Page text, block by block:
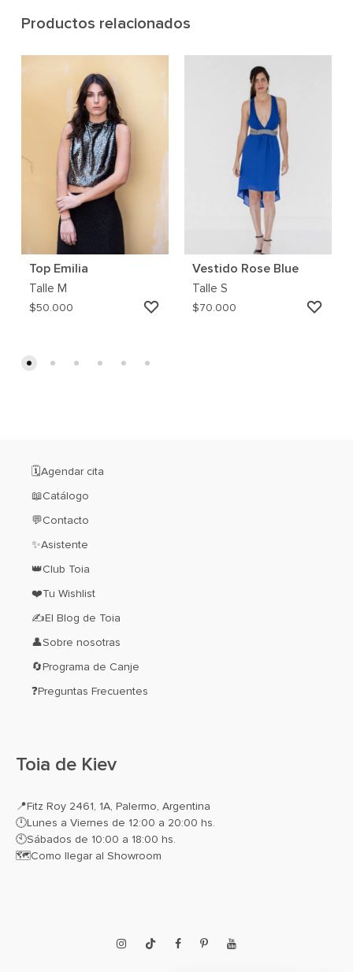
Productos relacionados
Top Emilia
Talle M
$50.000
AGREGAR
Vestido Rose Blue
Talle S
$70.000
🗓️Agendar cita
📖Catálogo
💬Contacto
✨Asistente
👑Club Toia
❤️Tu Wishlist
✍El Blog de Toia
👤Sobre nosotras
🔄Programa de Canje
❓Preguntas Frecuentes
Toia de Kiev
📍Fitz Roy 2461, 1A, Palermo, Argentina
🕛Lunes a Viernes de 12:00 a 20:00 hs.
🕙Sábados de 10:00 a 18:00 hs.
🗺️Como llegar al Showroom
InstagramTikTokFacebook
PinterestYouTube